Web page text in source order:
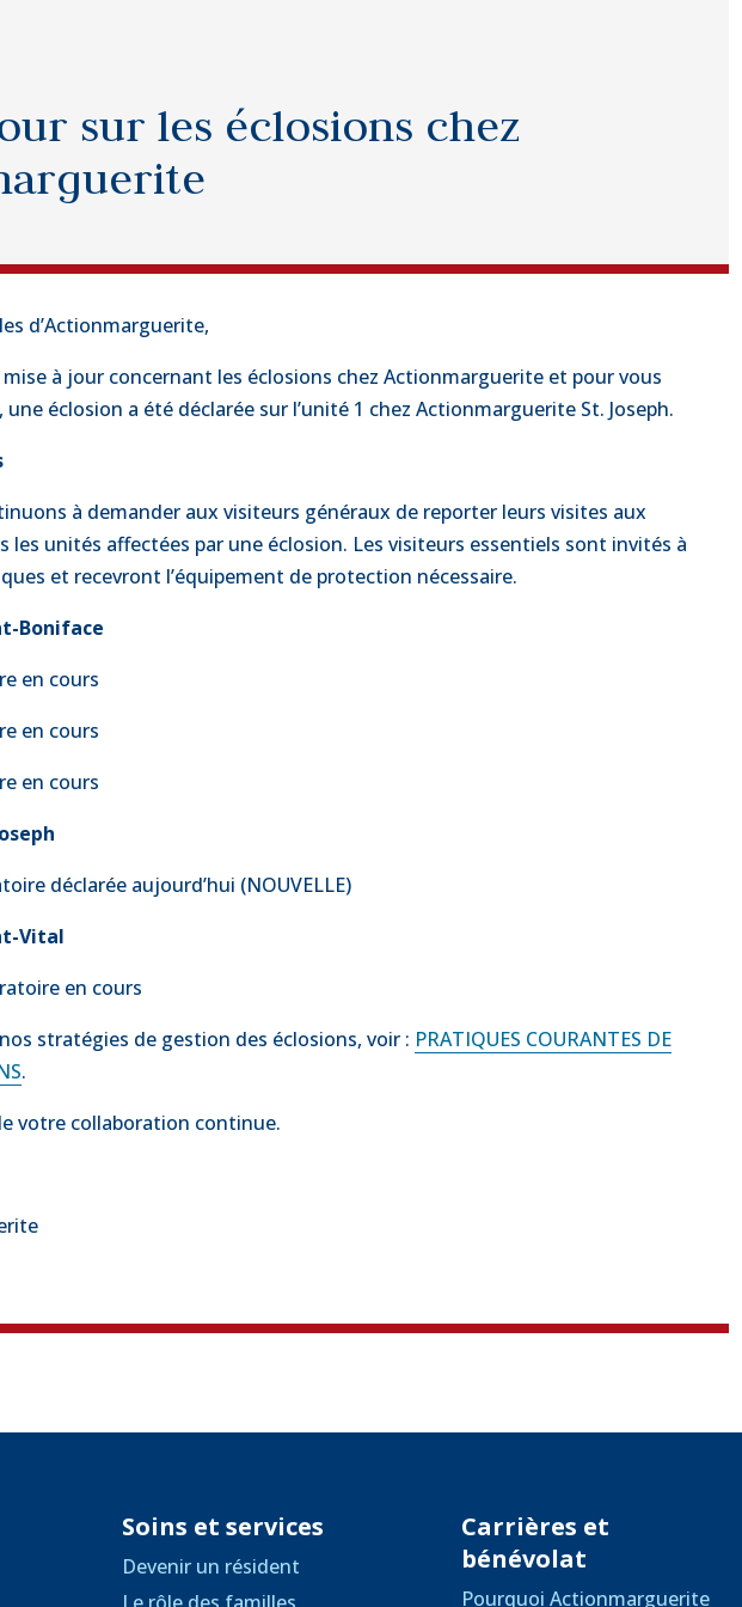
sur les éclosions chez
d’Actionmarguerite,
à jour concernant les éclosions chez Actionmarguerite et pour vous
éclosion a été déclarée sur l’unité 1 chez Actionmarguerite St. Joseph.
à demander aux visiteurs généraux de reporter leurs visites aux
les unités affectées par une éclosion. Les visiteurs essentiels sont invités à
et recevront l’équipement de protection nécessaire.
Boniface
en cours
en cours
en cours
déclarée aujourd’hui (NOUVELLE)
Vital
en cours
stratégies de gestion des éclosions, voir : PRATIQUES COURANTES DE
.
votre collaboration continue.
Soins et services
Devenir un résident
Le rôle des familles
Carrières et
bénévolat
Pourquoi Actionmarguerite